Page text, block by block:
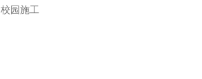
校园施工